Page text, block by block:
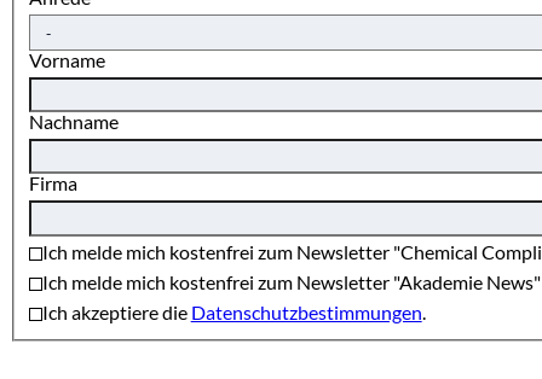
Vorname
Nachname
Firma
Ich melde mich kostenfrei zum Newsletter "Chemical
Ich melde mich kostenfrei zum Newsletter "Akademie News"
Ich akzeptiere die Datenschutzbestimmungen